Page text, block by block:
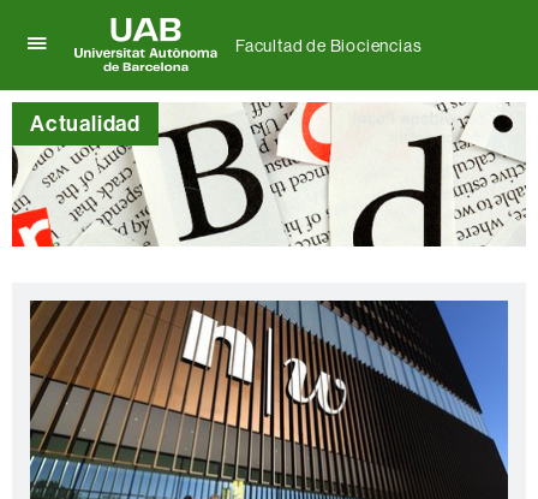
aquí
para
desplegar
el
menú
de
Facultad
de
Universitat
Autònoma
de
Barcelona
Facultad de Biociencias
Actualidad